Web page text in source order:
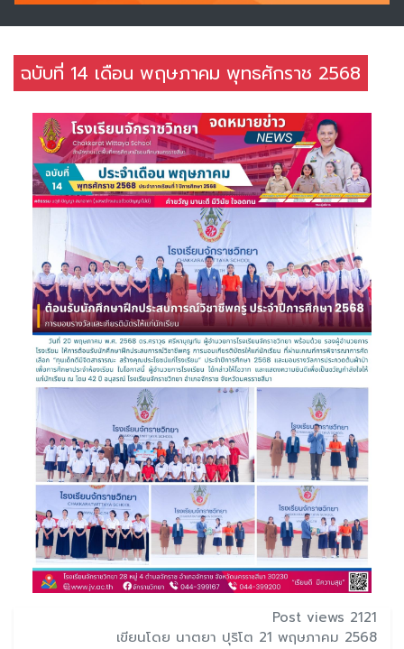
ฉบับที่ 14 เดือน พฤษภาคม พุทธศักราช 2568
Post views 2121
เขียนโดย นาตยา ปุริโต 21 พฤษภาคม 2568